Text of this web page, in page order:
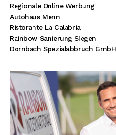
Regionale Online Werbung
Autohaus Menn
Ristorante La Calabria
Rainbow Sanierung Siegen
Dornbach Spezialabbruch GmbH